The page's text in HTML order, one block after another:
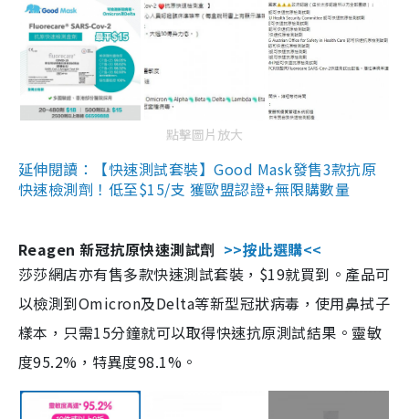
點擊圖片放大
延伸閱讀：【快速測試套裝】Good Mask發售3款抗原
快速檢測劑！低至$15/支 獲歐盟認證+無限購數量
Reagen 新冠抗原快速測試劑 >>按此選購<<
莎莎網店亦有售多款快速測試套裝，$19就買到。產品可
以檢測到Omicron及Delta等新型冠狀病毒，使用鼻拭子
樣本，只需15分鐘就可以取得快速抗原測試結果。靈敏
度95.2%，特異度98.1%。